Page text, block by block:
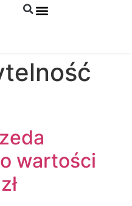
wartości